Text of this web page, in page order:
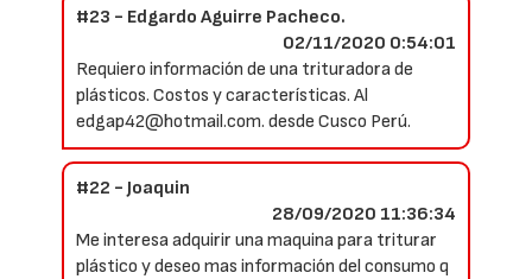
#23 - Edgardo Aguirre Pacheco.
02/11/2020 0:54:01
Requiero información de una trituradora de
plásticos. Costos y características. Al
edgap42@hotmail.com. desde Cusco Perú.
#22 - Joaquin
28/09/2020 11:36:34
Me interesa adquirir una maquina para triturar
plástico y deseo mas información del consumo q